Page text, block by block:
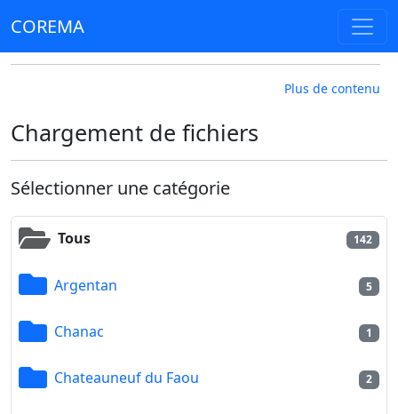
COREMA
Plus de contenu
Chargement de fichiers
Sélectionner une catégorie
Tous 142
Argentan 5
Chanac 1
Chateauneuf du Faou 2